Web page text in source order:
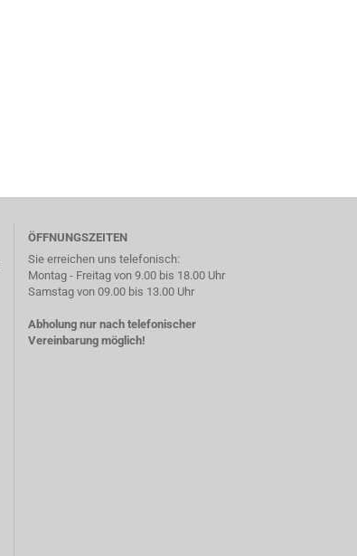
ÖFFNUNGSZEITEN
Sie erreichen uns telefonisch:
Montag - Freitag von 9.00 bis 18.00 Uhr
Samstag von 09.00 bis 13.00 Uhr
Abholung nur nach telefonischer
Vereinbarung möglich!